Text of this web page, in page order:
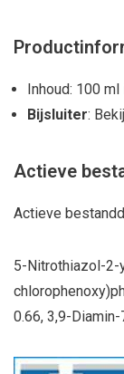
Inhoud: 100
Bijsluiter:
Actieve
Actieve
5-Nitrothiazol-2-
0.66, 3,9-